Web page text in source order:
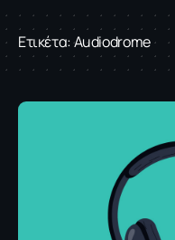
Ετικέτα:Audiodrome